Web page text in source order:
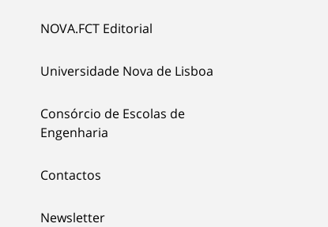
NOVA.FCT Editorial
Universidade Nova de Lisboa
Consórcio de Escolas de
Engenharia
Contactos
Newsletter